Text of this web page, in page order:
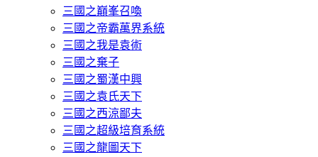
三國之巔峯召喚
三國之帝霸萬界系統
三國之我是袁術
三國之棄子
三國之蜀漢中興
三國之袁氏天下
三國之西涼鄙夫
三國之超級培育系統
三國之龍圖天下